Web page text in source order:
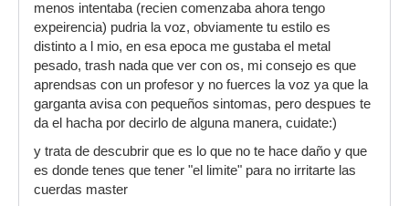
menos intentaba (recien comenzaba ahora tengo
expeirencia) pudria la voz, obviamente tu estilo es
distinto a l mio, en esa epoca me gustaba el metal
pesado, trash nada que ver con os, mi consejo es que
aprendsas con un profesor y no fuerces la voz ya que la
garganta avisa con pequeños sintomas, pero despues te
da el hacha por decirlo de alguna manera, cuidate:)
y trata de descubrir que es lo que no te hace daño y que
es donde tenes que tener "el limite" para no irritarte las
cuerdas master